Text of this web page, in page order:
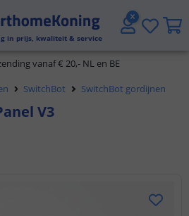
in prijs, kwaliteit & service
2 jaar garantie
vanaf € 20,- NL en BE
9.1
SwitchBot SwitchBot gordijnen
V3